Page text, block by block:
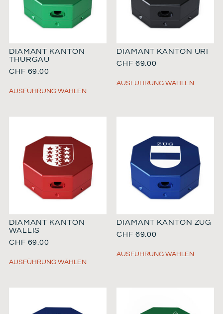
DIAMANT KANTON
THURGAU
CHF 69.00
AUSFÜHRUNG WÄHLEN
DIAMANT KANTON URI
CHF 69.00
AUSFÜHRUNG WÄHLEN
DIAMANT KANTON
WALLIS
CHF 69.00
AUSFÜHRUNG WÄHLEN
DIAMANT KANTON ZUG
CHF 69.00
AUSFÜHRUNG WÄHLEN